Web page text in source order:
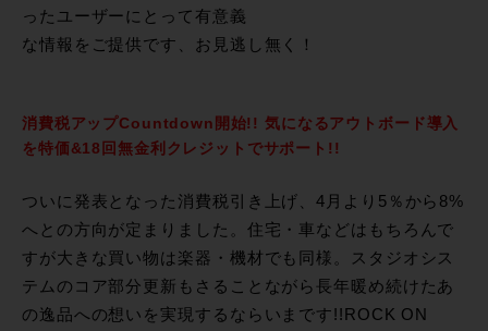
ったユーザーにとって有意義
な情報をご提供です、お見逃し無く！
消費税アップCountdown開始!! 気になるアウトボード導入
を特価&18回無金利クレジットでサポート!!
ついに発表となった消費税引き上げ、4月より5％から8%
へとの方向が定まりました。住宅・車などはもちろんで
すが大きな買い物は楽器・機材でも同様。スタジオシス
テムのコア部分更新もさることながら長年暖め続けたあ
の逸品への想いを実現するならいまです!!ROCK ON